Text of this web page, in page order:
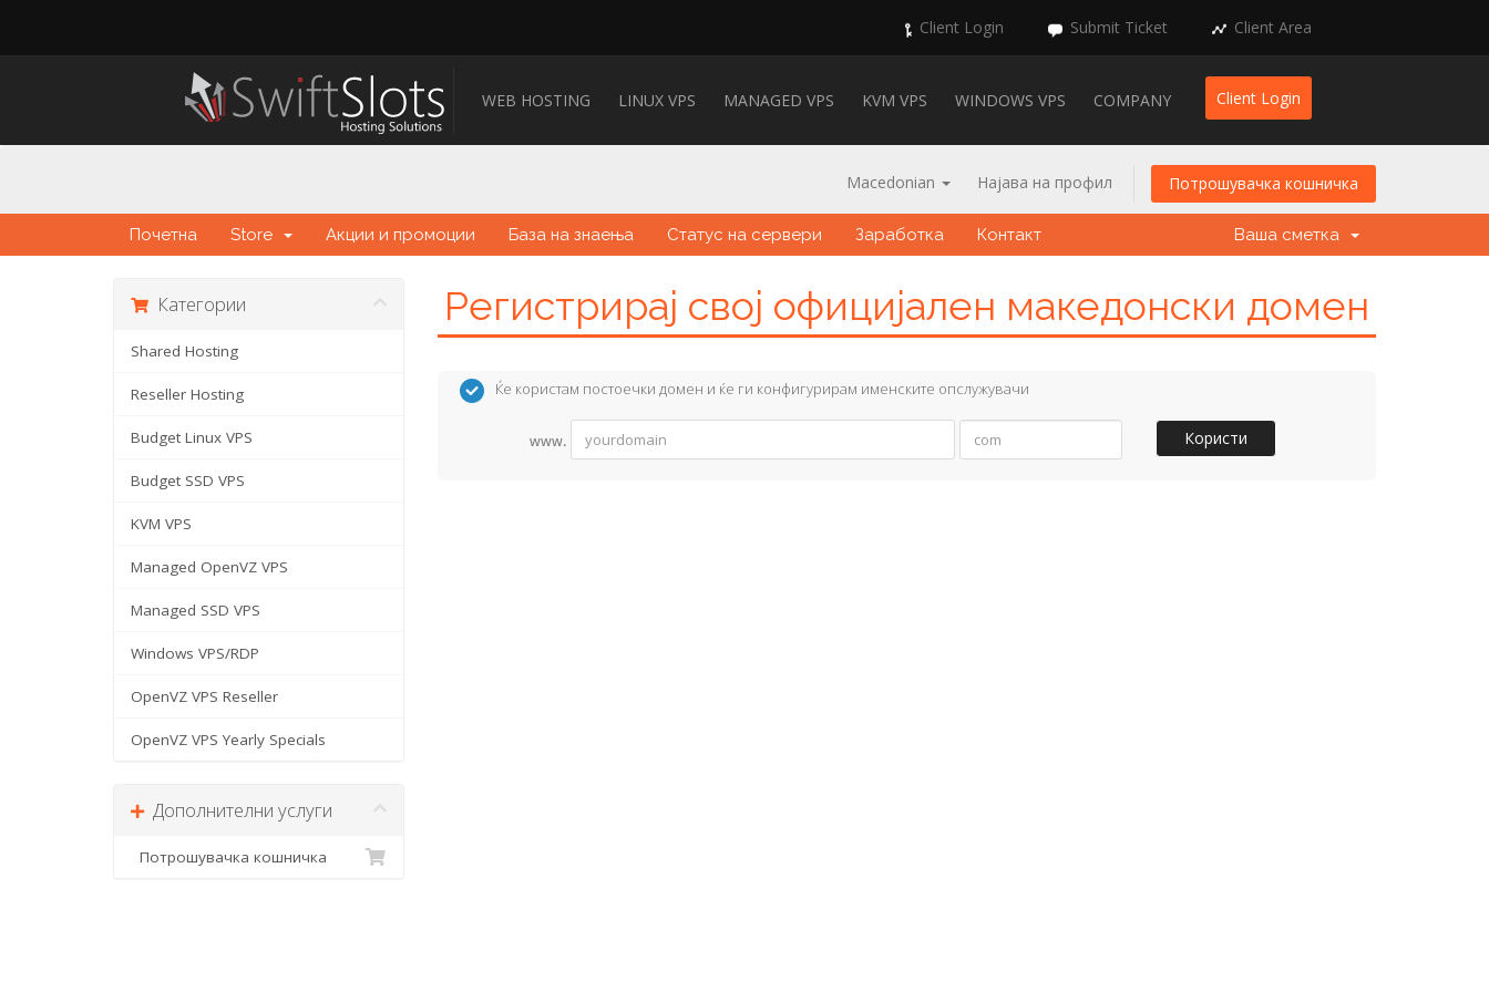
Client Login Submit Ticket Client Area
WEB HOSTING LINUX VPS MANAGED VPS KVM VPS WINDOWS VPS COMPANY Client Login
Macedonian Најава на профил Потрошувачка кошничка
Почетна Store Акции и промоции База на знаења Статус на сервери Заработка Контакт Ваша сметка
Регистрирај свој официјален македонски домен
Категории
Shared Hosting
Reseller Hosting
Budget Linux VPS
Budget SSD VPS
KVM VPS
Managed OpenVZ VPS
Managed SSD VPS
Windows VPS/RDP
OpenVZ VPS Reseller
OpenVZ VPS Yearly Specials
Дополнителни услуги
Потрошувачка кошничка
Ќе користам постоечки домен и ќе ги конфигурирам именските опслужувачи
www. Користи